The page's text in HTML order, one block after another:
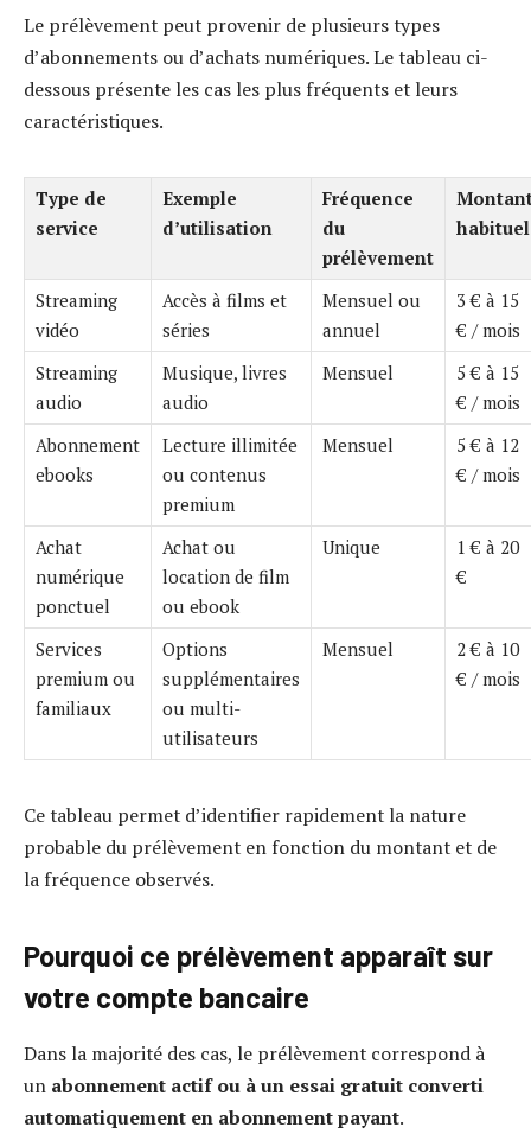
Le prélèvement peut provenir de plusieurs types
d’abonnements ou d’achats numériques. Le tableau ci-
dessous présente les cas les plus fréquents et leurs
caractéristiques.
Type de
service
Exemple
d’utilisation
Fréquence
du
prélèvement
habituel
Streaming
vidéo
Accès à films et
séries
Mensuel ou
annuel
3 € à 15
€ / mois
Streaming
audio
Musique, livres
audio
Mensuel
5 € à 15
€ / mois
Abonnement
ebooks
Lecture illimitée
ou contenus
premium
Mensuel
5 € à 12
€ / mois
Achat
numérique
ponctuel
Achat ou
location de film
ou ebook
Unique
1 € à 20
€
Services
premium ou
familiaux
Options
supplémentaires
ou multi-
utilisateurs
Mensuel
2 € à 10
€ / mois
Ce tableau permet d’identifier rapidement la nature
probable du prélèvement en fonction du montant et de
la fréquence observés.
Pourquoi ce prélèvement apparaît sur
votre compte bancaire
Dans la majorité des cas, le prélèvement correspond à
un abonnement actif ou à un essai gratuit converti
automatiquement en abonnement payant.